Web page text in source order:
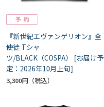
『新世紀エヴァンゲリオン』全
使徒 Tシャ
ツ/BLACK（COSPA） [お届け予
定：2026年10月上旬]
3,300円